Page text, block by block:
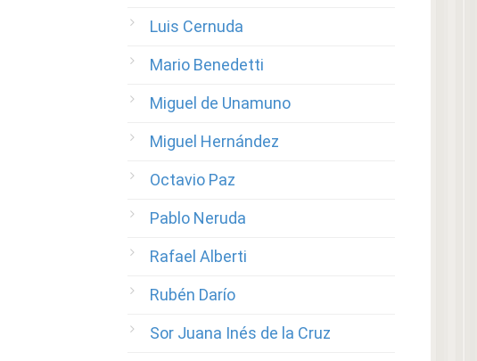
Luis Cernuda
Mario Benedetti
Miguel de Unamuno
Miguel Hernández
Octavio Paz
Pablo Neruda
Rafael Alberti
Rubén Darío
Sor Juana Inés de la Cruz